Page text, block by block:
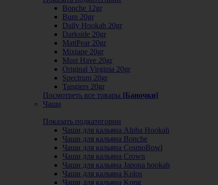
Bonche 12gr
Burn 20gr
Daily Hookah 20gr
Darkside 20gr
MattPear 20gr
Mixtape 20gr
Must Have 20gr
Original Virginia 20gr
Spectrum 20gr
Tangiers 20gr
Посмотреть все товары [Баночки]
Чаши
Показать подкатегории
Чаши для кальяна Alpha Hookah
Чаши для кальяна Bonche
Чаши для кальяна CosmoBowl
Чаши для кальяна Crown
Чаши для кальяна Japona hookah
Чаши для кальяна Kolos
Чаши для кальяна Kong